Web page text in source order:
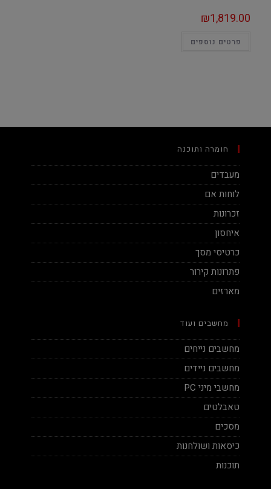
₪1,819.00
פרטים נוספים
חומרה ותוכנה
מעבדים
לוחות אם
זכרונות
איחסון
כרטיסי מסך
פתרונות קירור
מארזים
מחשבים ועוד
מחשבים נייחים
מחשבים ניידים
מחשבי מיני PC
טאבלטים
מסכים
כיסאות ושולחנות
תוכנות